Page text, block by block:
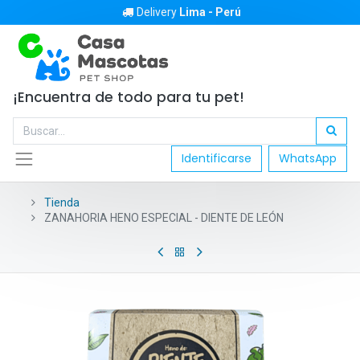
Delivery Lima - Perú
¡Encuentra de todo para tu pet!
Identificarse WhatsApp
Tienda
ZANAHORIA HENO ESPECIAL - DIENTE DE LEÓN